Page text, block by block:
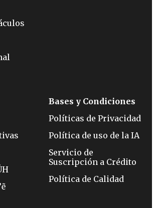
Bases y Condiciones
Políticas de Privacidad
Política de uso de la IA
Servicio de
Suscripción a Crédito
Política de Calidad